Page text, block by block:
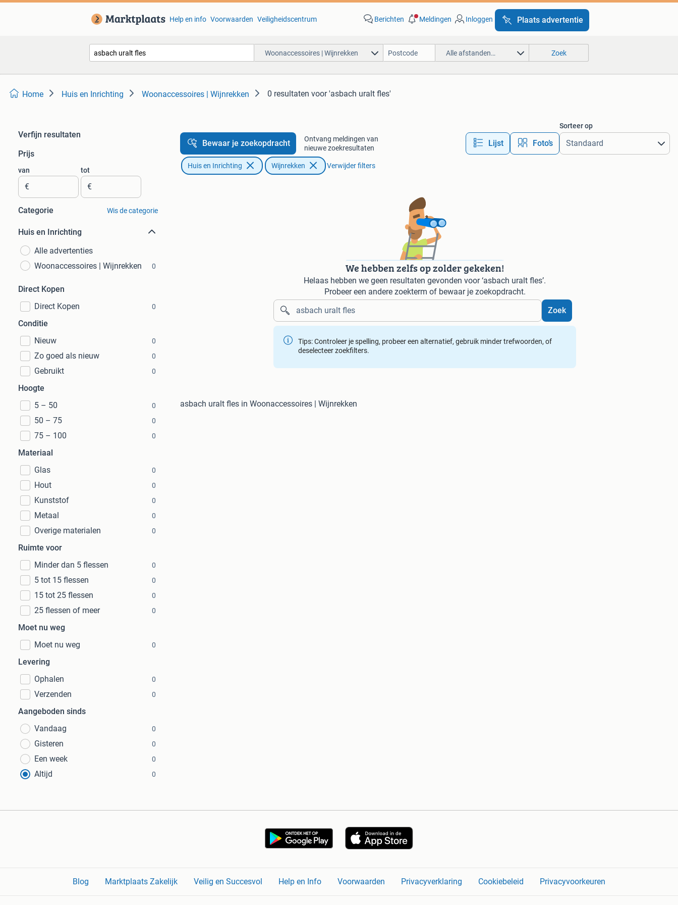
Help en info Voorwaarden Veiligheidscentrum Berichten Meldingen Inloggen Plaats advertentie
Woonaccessoires | Wijnrekken Alle afstanden… Zoek
Home Huis en Inrichting Woonaccessoires | Wijnrekken 0 resultaten voor 'asbach uralt fles'
Verfijn resultaten
Prijs
van
€
tot
€
Categorie Wis de categorie
Huis en Inrichting
Alle advertenties
Woonaccessoires | Wijnrekken
0
Direct Kopen
Direct Kopen
0
Conditie
Nieuw
0
Zo goed als nieuw 0
Gebruikt 0
Hoogte
5 – 50
0
50 – 75 0
75 – 100 0
Materiaal
Glas
0
Hout 0
Kunststof 0
Metaal 0
Overige materialen 0
Ruimte voor
Minder dan 5 flessen
0
5 tot 15 flessen 0
15 tot 25 flessen 0
25 flessen of meer 0
Moet nu weg
Moet nu weg
0
Levering
Ophalen
0
Verzenden 0
Aangeboden sinds
Vandaag
0
Gisteren 0
Een week 0
Altijd 0
Bewaar je zoekopdracht
Ontvang meldingen van
nieuwe zoekresultaten
Lijst Foto’s
Sorteer op
Huis en Inrichting Wijnrekken Verwijder filters
We hebben zelfs op zolder gekeken!
Helaas hebben we geen resultaten gevonden voor ‘asbach uralt fles’.
Probeer een andere zoekterm of bewaar je zoekopdracht.
Zoek
Tips: Controleer je spelling, probeer een alternatief, gebruik minder trefwoorden, of
deselecteer zoekfilters.
asbach uralt fles in Woonaccessoires | Wijnrekken
Blog Marktplaats Zakelijk Veilig en Succesvol Help en Info Voorwaarden Privacyverklaring Cookiebeleid Privacyvoorkeuren